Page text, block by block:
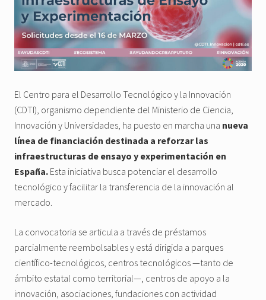
El Centro para el Desarrollo Tecnológico y la Innovación
(CDTI), organismo dependiente del Ministerio de Ciencia,
Innovación y Universidades, ha puesto en marcha una nueva
línea de financiación destinada a reforzar las
infraestructuras de ensayo y experimentación en
España. Esta iniciativa busca potenciar el desarrollo
tecnológico y facilitar la transferencia de la innovación al
mercado.
La convocatoria se articula a través de préstamos
parcialmente reembolsables y está dirigida a parques
científico-tecnológicos, centros tecnológicos —tanto de
ámbito estatal como territorial—, centros de apoyo a la
innovación, asociaciones, fundaciones con actividad